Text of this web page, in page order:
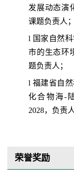
发展动态演
课题负责人；
l 国家自然
市的生态环
题负责人；
l 福建省自
化合物海-
2028，负责人
荣誉奖励